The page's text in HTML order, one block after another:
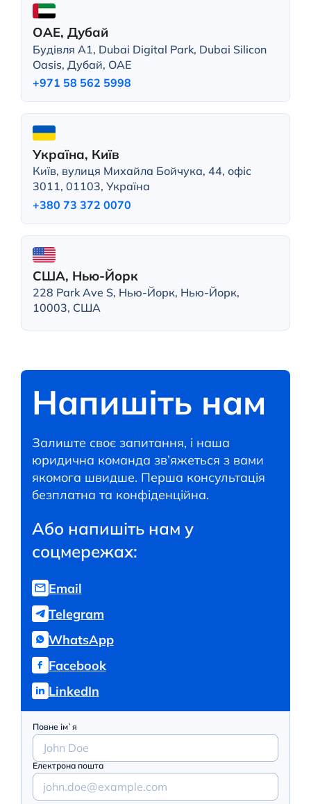
ОАЕ, Дубай
Будівля A1, Dubai Digital Park, Dubai Silicon
Oasis, Дубай, ОАЕ
+971 58 562 5998
Україна, Київ
Київ, вулиця Михайла Бойчука, 44, офіс
3011, 01103, Україна
+380 73 372 0070
США, Нью-Йорк
228 Park Ave S, Нью-Йорк, Нью-Йорк,
10003, США
Напишіть нам
Залиште своє запитання, і наша
юридична команда зв’яжеться з вами
якомога швидше. Перша консультація
безплатна та конфіденційна.
Або напишіть нам у
соцмережах:
Email
Telegram
WhatsApp
Facebook
LinkedIn
Повне ім`я
Електрона пошта